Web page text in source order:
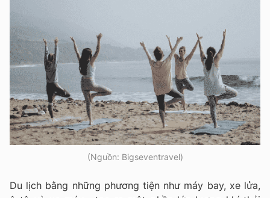
(Nguồn: Bigseventravel)
Du lịch bằng những phương tiện như máy bay, xe lửa,